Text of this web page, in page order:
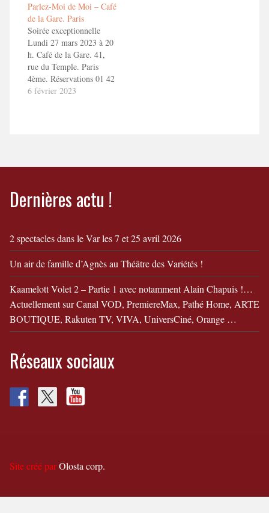
Parlez-Moi de Moi – Café
de la Gare. Paris
Soirée exceptionnelle
Lundi 27 mars 2023 à 20
h. Café de la Gare. 41,
rue du Temple. Paris
4ème. Réservations 01 42
78 52 51 ou
6 février 2023
Dernières actu !
2 spectacles dans le Var les 7 et 25 avril 2026
Un air de famille d’Agnès au Théâtre des Variétés !
Kaamelott Volet 2 – Partie 1 avec notamment Alain Chapuis !…
Actuellement sur Canal VOD, PremiereMax, Pathé Home, ARTE
BOUTIQUE, Rakuten TV, VIVA, UniversCiné, Orange …
Réseaux sociaux
Site créé parOlosta corp.